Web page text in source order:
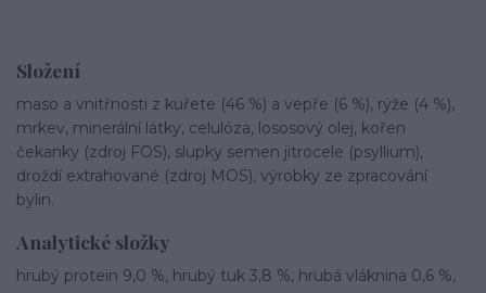
Složení
maso a vnitřnosti z kuřete (46 %) a vepře (6 %), rýže (4 %),
mrkev, minerální látky, celulóza, lososový olej, kořen
čekanky (zdroj FOS), slupky semen jitrocele (psyllium),
droždí extrahované (zdroj MOS), výrobky ze zpracování
bylin.
Analytické složky
hrubý protein 9,0 %, hrubý tuk 3,8 %, hrubá vláknina 0,6 %,